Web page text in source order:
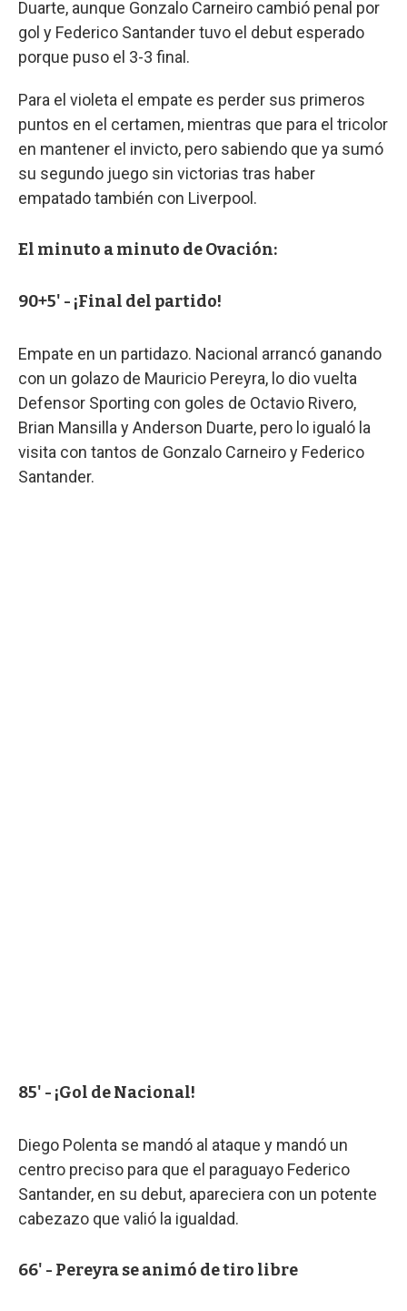
Duarte, aunque Gonzalo Carneiro cambió penal por
gol y Federico Santander tuvo el debut esperado
porque puso el 3-3 final.
Para el violeta el empate es perder sus primeros
puntos en el certamen, mientras que para el tricolor
en mantener el invicto, pero sabiendo que ya sumó
su segundo juego sin victorias tras haber
empatado también con Liverpool.
El minuto a minuto de Ovación:
90+5' - ¡Final del partido!
Empate en un partidazo. Nacional arrancó ganando
con un golazo de Mauricio Pereyra, lo dio vuelta
Defensor Sporting con goles de Octavio Rivero,
Brian Mansilla y Anderson Duarte, pero lo igualó la
visita con tantos de Gonzalo Carneiro y Federico
Santander.
85' - ¡Gol de Nacional!
Diego Polenta se mandó al ataque y mandó un
centro preciso para que el paraguayo Federico
Santander, en su debut, apareciera con un potente
cabezazo que valió la igualdad.
66' - Pereyra se animó de tiro libre